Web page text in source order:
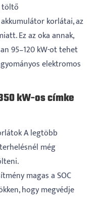
töltő
korlátai, az
Ez az oka annak,
95–120 kW-ot tehet
elektromos
kW-os címke
A legtöbb
még
magas a SOC
hogy megvédje